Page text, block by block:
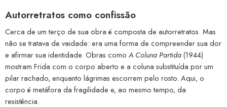
Autorretratos como confissão
Cerca de um terço de sua obra é composta de autorretratos. Mas
não se tratava de vaidade: era uma forma de compreender sua dor
e afirmar sua identidade. Obras como A Coluna Partida(1944)
mostram Frida com o corpo aberto e a coluna substituída por um
pilar rachado, enquanto lágrimas escorrem pelo rosto. Aqui, o
corpo é metáfora da fragilidade e, ao mesmo tempo, da
resistência.